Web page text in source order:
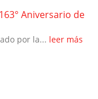
Aniversario de
por la... leer más